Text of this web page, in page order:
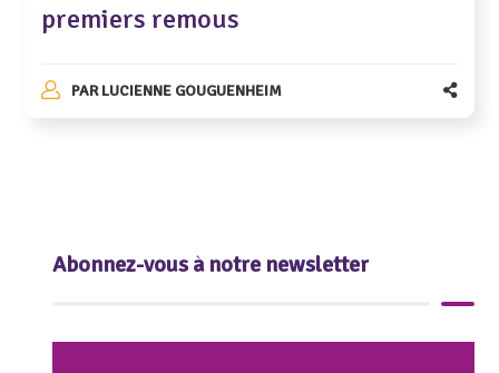
premiers remous
PARLUCIENNE GOUGUENHEIM
Abonnez-vous à notre newsletter